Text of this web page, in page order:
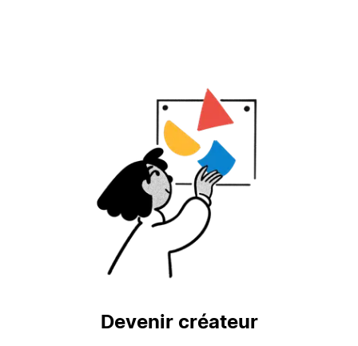
Devenir créateur